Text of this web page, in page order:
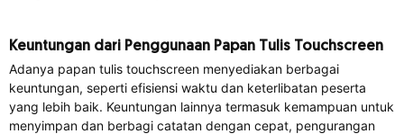
Keuntungan dari Penggunaan Papan Tulis Touchscreen
Adanya papan tulis touchscreen menyediakan berbagai
keuntungan, seperti efisiensi waktu dan keterlibatan peserta
yang lebih baik. Keuntungan lainnya termasuk kemampuan untuk
menyimpan dan berbagi catatan dengan cepat, pengurangan